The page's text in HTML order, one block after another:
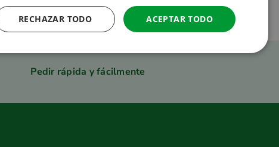
Pedir rápida y fácilmente
ITALIAN
DANISH
ACEPTAR TODO
RECHAZAR TODO